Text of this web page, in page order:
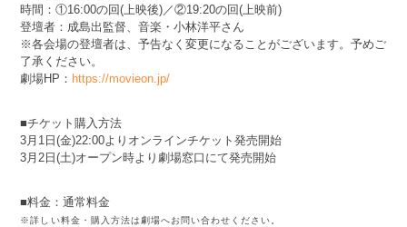
時間：①16:00の回(上映後)／②19:20の回(上映前)
登壇者：成島出監督、音楽・小林洋平さん
※各会場の登壇者は、予告なく変更になることがございます。予めご
了承ください。
劇場HP： https://movieon.jp/
■チケット購入方法
3月1日(金)22:00よりオンラインチケット発売開始
3月2日(土)オープン時より劇場窓口にて発売開始
■料金：通常料金
※詳しい料金・購入方法は劇場へお問い合わせください。